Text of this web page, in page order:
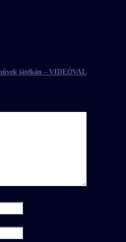
játékán – VIDEÓVAL